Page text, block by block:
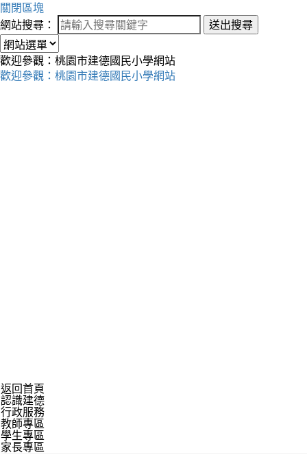
關閉區塊
網站搜尋：
送出搜尋
歡迎參觀：桃園市建德國民小學網站
歡迎參觀：桃園市建德國民小學網站
返回首頁
認識建德
行政服務
教師專區
學生專區
家長專區